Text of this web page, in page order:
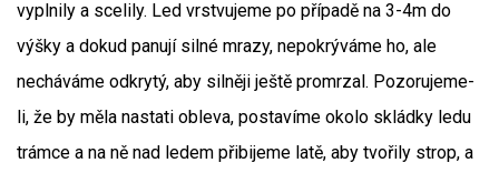
vyplnily a scelily. Led vrstvujeme po případě na 3-4m do
výšky a dokud panují silné mrazy, nepokrýváme ho, ale
necháváme odkrytý, aby silněji ještě promrzal. Pozorujeme-
li, že by měla nastati obleva, postavíme okolo skládky ledu
trámce a na ně nad ledem přibijeme latě, aby tvořily strop, a